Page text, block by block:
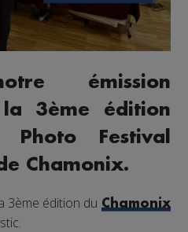
émission
3ème édition
Photo Festival
Chamonix.
3ème édition du Chamonix